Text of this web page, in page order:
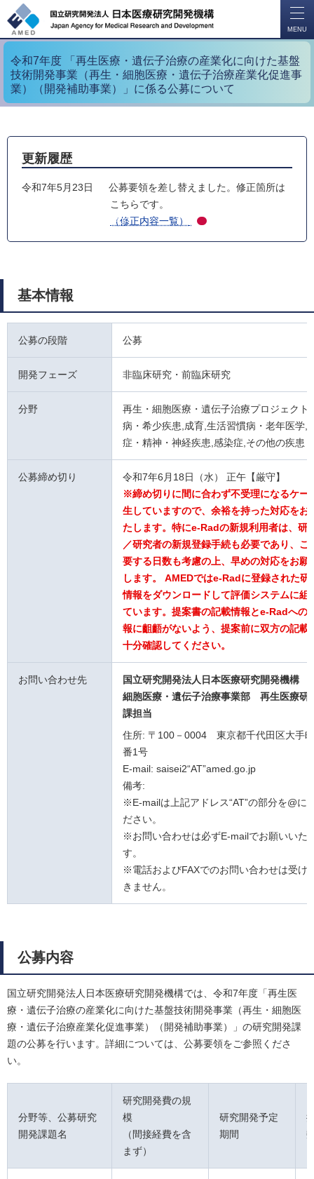
MENU
令和7年度 「再生医療・遺伝子治療の産業化に向けた基盤
技術開発事業（再生・細胞医療・遺伝子治療産業化促進事
業）（開発補助事業）」に係る公募について
更新履歴
令和7年5月23日
公募要領を差し替えました。修正箇所は
こちらです。
（修正内容一覧）
PDF
基本情報
公募の段階 公募
開発フェーズ 非臨床研究・前臨床研究
分野
再生・細胞医療・遺伝子治療プロジェクト
病・希少疾患,成育,生活習慣病・老年医学,
症・精神・神経疾患,感染症,その他の疾患
公募締め切り
令和7年6月18日（水） 正午【厳守】
※締め切りに間に合わず不受理になるケー
生していますので、余裕を持った対応をお
たします。特にe-Radの新規利用者は、研
／研究者の新規登録手続も必要であり、こ
要する日数も考慮の上、早めの対応をお願
します。 AMEDではe-Radに登録された研
情報をダウンロードして評価システムに組
ています。提案書の記載情報とe-Radへの
報に齟齬がないよう、提案前に双方の記載
十分確認してください。
お問い合わせ先
国立研究開発法人日本医療研究開発機構
細胞医療・遺伝子治療事業部 再生医療研
課担当
住所: 〒100－0004 東京都千代田区大手
番1号
E-mail: saisei2“AT”amed.go.jp
備考:
※E-mailは上記アドレス“AT”の部分を@に
ださい。
※お問い合わせは必ずE-mailでお願いいた
す。
※電話およびFAXでのお問い合わせは受け
きません。
公募内容
国立研究開発法人日本医療研究開発機構では、令和7年度「再生医
療・遺伝子治療の産業化に向けた基盤技術開発事業（再生・細胞医
療・遺伝子治療産業化促進事業）（開発補助事業）」の研究開発課
題の公募を行います。詳細については、公募要領をご参照くださ
い。
分野等、公募研究
開発課題名
研究開発費の規
模
（間接経費を含
まず）
研究開発予定
期間